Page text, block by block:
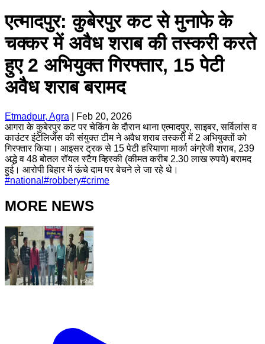
एत्मादपुर: कुबेरपुर कट से मुनाफे के
चक्कर में अवैध शराब की तस्करी करते
हुए 2 अभियुक्त गिरफ्तार, 15 पेटी
अवैध शराब बरामद
Etmadpur, Agra
Feb 20, 2026
आगरा के कुबेरपुर कट पर चेकिंग के दौरान थाना एत्मादपुर, साइबर, सर्विलांस व
काउंटर इंटेलिजेंस की संयुक्त टीम ने अवैध शराब तस्करी में 2 अभियुक्तों को
गिरफ्तार किया। आइसर ट्रक से 15 पेटी हरियाणा मार्का अंग्रेजी शराब, 239
अद्धे व 48 बोतल रॉयल स्टैग व्हिस्की (कीमत करीब 2.30 लाख रुपये) बरामद
हुई। आरोपी बिहार में ऊंचे दाम पर बेचने ले जा रहे थे।
#national #robbery#crime
MORE NEWS